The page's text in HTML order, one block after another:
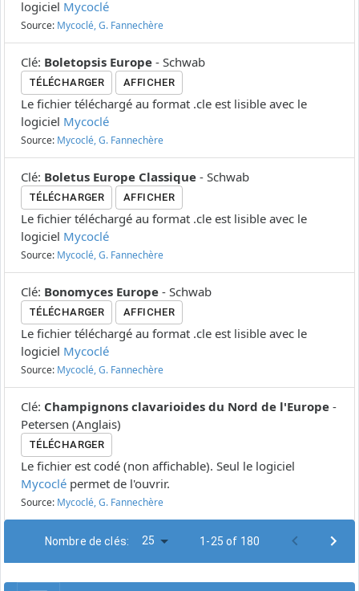
logiciel Mycoclé
Source: Mycoclé, G. Fannechère
Clé: Boletopsis Europe - Schwab
TÉLÉCHARGER AFFICHER
Le fichier téléchargé au format .cle est lisible avec le
logiciel Mycoclé
Source: Mycoclé, G. Fannechère
Clé: Boletus Europe Classique - Schwab
TÉLÉCHARGER AFFICHER
Le fichier téléchargé au format .cle est lisible avec le
logiciel Mycoclé
Source: Mycoclé, G. Fannechère
Clé: Bonomyces Europe - Schwab
TÉLÉCHARGER AFFICHER
Le fichier téléchargé au format .cle est lisible avec le
logiciel Mycoclé
Source: Mycoclé, G. Fannechère
Clé: Champignons clavarioides du Nord de l'Europe -
Petersen (Anglais)
TÉLÉCHARGER
Le fichier est codé (non affichable). Seul le logiciel
Mycoclé permet de l'ouvrir.
Source: Mycoclé, G. Fannechère
Nombre de clés: 25 1-25 of 180